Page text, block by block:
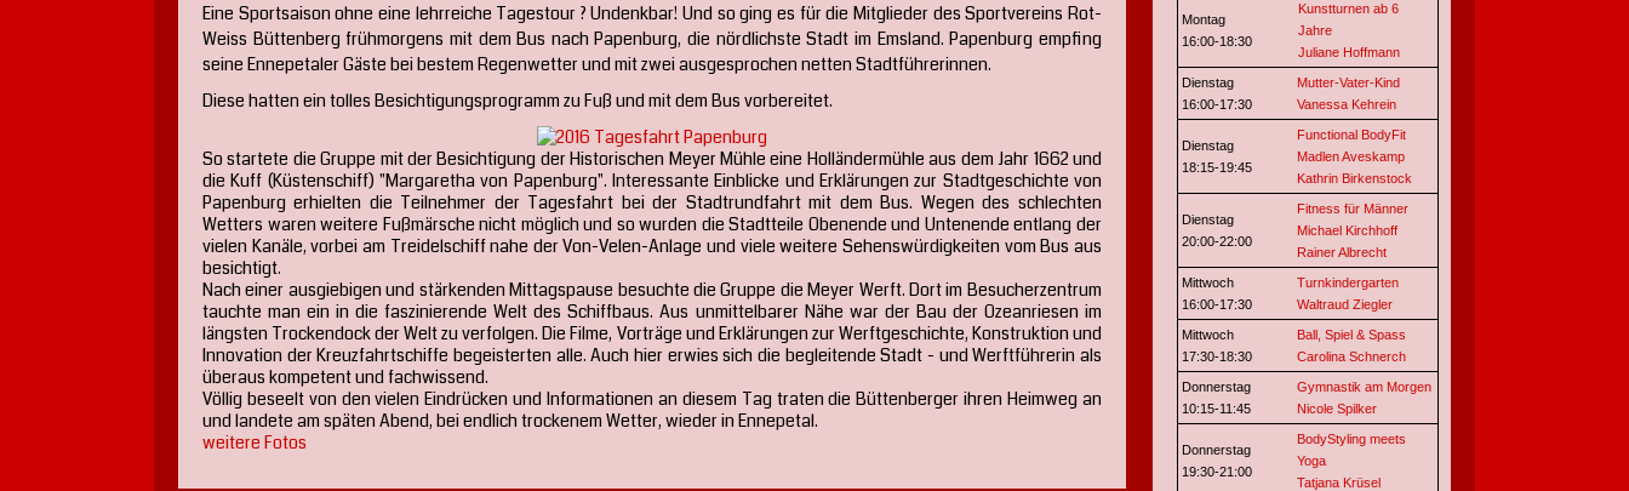
Eine Sportsaison ohne eine lehrreiche Tagestour ? Undenkbar! Und so ging es für die Mitglieder des Sportvereins Rot-
Weiss Büttenberg frühmorgens mit dem Bus nach Papenburg, die nördlichste Stadt im Emsland. Papenburg empfing
seine Ennepetaler Gäste bei bestem Regenwetter und mit zwei ausgesprochen netten Stadtführerinnen.
Diese hatten ein tolles Besichtigungsprogramm zu Fuß und mit dem Bus vorbereitet.
So startete die Gruppe mit der Besichtigung der Historischen Meyer Mühle eine Holländermühle aus dem Jahr 1662 und
die Kuff (Küstenschiff) "Margaretha von Papenburg". Interessante Einblicke und Erklärungen zur Stadtgeschichte von
Papenburg erhielten die Teilnehmer der Tagesfahrt bei der Stadtrundfahrt mit dem Bus. Wegen des schlechten
Wetters waren weitere Fußmärsche nicht möglich und so wurden die Stadtteile Obenende und Untenende entlang der
vielen Kanäle, vorbei am Treidelschiff nahe der Von-Velen-Anlage und viele weitere Sehenswürdigkeiten vom Bus aus
besichtigt.
Nach einer ausgiebigen und stärkenden Mittagspause besuchte die Gruppe die Meyer Werft. Dort im Besucherzentrum
tauchte man ein in die faszinierende Welt des Schiffbaus. Aus unmittelbarer Nähe war der Bau der Ozeanriesen im
längsten Trockendock der Welt zu verfolgen. Die Filme, Vorträge und Erklärungen zur Werftgeschichte, Konstruktion und
Innovation der Kreuzfahrtschiffe begeisterten alle. Auch hier erwies sich die begleitende Stadt - und Werftführerin als
überaus kompetent und fachwissend.
Völlig beseelt von den vielen Eindrücken und Informationen an diesem Tag traten die Büttenberger ihren Heimweg an
und landete am späten Abend, bei endlich trockenem Wetter, wieder in Ennepetal.
weitere Fotos
Montag
16:00-18:30
Kunstturnen ab 6
Jahre
Juliane Hoffmann
Dienstag
16:00-17:30
Mutter-Vater-Kind
Vanessa Kehrein
Dienstag
18:15-19:45
Functional BodyFit
Madlen Aveskamp
Kathrin Birkenstock
Dienstag
20:00-22:00
Fitness für Männer
Michael Kirchhoff
Rainer Albrecht
Mittwoch
16:00-17:30
Turnkindergarten
Waltraud Ziegler
Mittwoch
17:30-18:30
Ball, Spiel & Spass
Carolina Schnerch
Donnerstag
10:15-11:45
Gymnastik am Morgen
Nicole Spilker
Donnerstag
19:30-21:00
BodyStyling meets
Yoga
Tatjana Krüsel